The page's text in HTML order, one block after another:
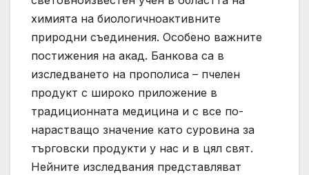
химията на биологичноактивните
природни съединения. Особено важните
постижения на акад. Банкова са в
изследването на прополиса – пчелен
продукт с широко приложение в
традиционната медицина и с все по-
нарастващо значение като суровина за
търговски продукти у нас и в цял свят.
Нейните изследвания представляват